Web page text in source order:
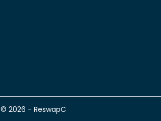
© 2026 - ReswapC